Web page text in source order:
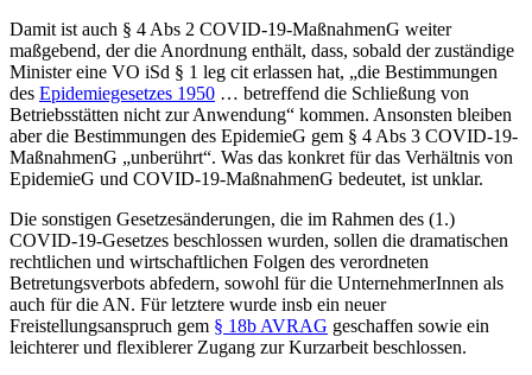
Damit ist auch § 4 Abs 2 COVID-19-MaßnahmenG weiter
maßgebend, der die Anordnung enthält, dass, sobald der zuständige
Minister eine VO iSd § 1 leg cit erlassen hat, „die Bestimmungen
des Epidemiegesetzes 1950 … betreffend die Schließung von
Betriebsstätten nicht zur Anwendung“ kommen. Ansonsten bleiben
aber die Bestimmungen des EpidemieG gem § 4 Abs 3 COVID-19-
MaßnahmenG „unberührt“. Was das konkret für das Verhältnis von
EpidemieG und COVID-19-MaßnahmenG bedeutet, ist unklar.
Die sonstigen Gesetzesänderungen, die im Rahmen des (1.)
COVID-19-Gesetzes beschlossen wurden, sollen die dramatischen
rechtlichen und wirtschaftlichen Folgen des verordneten
Betretungsverbots abfedern, sowohl für die UnternehmerInnen als
auch für die AN. Für letztere wurde insb ein neuer
Freistellungsanspruch gem § 18b AVRAG geschaffen sowie ein
leichterer und flexiblerer Zugang zur Kurzarbeit beschlossen.